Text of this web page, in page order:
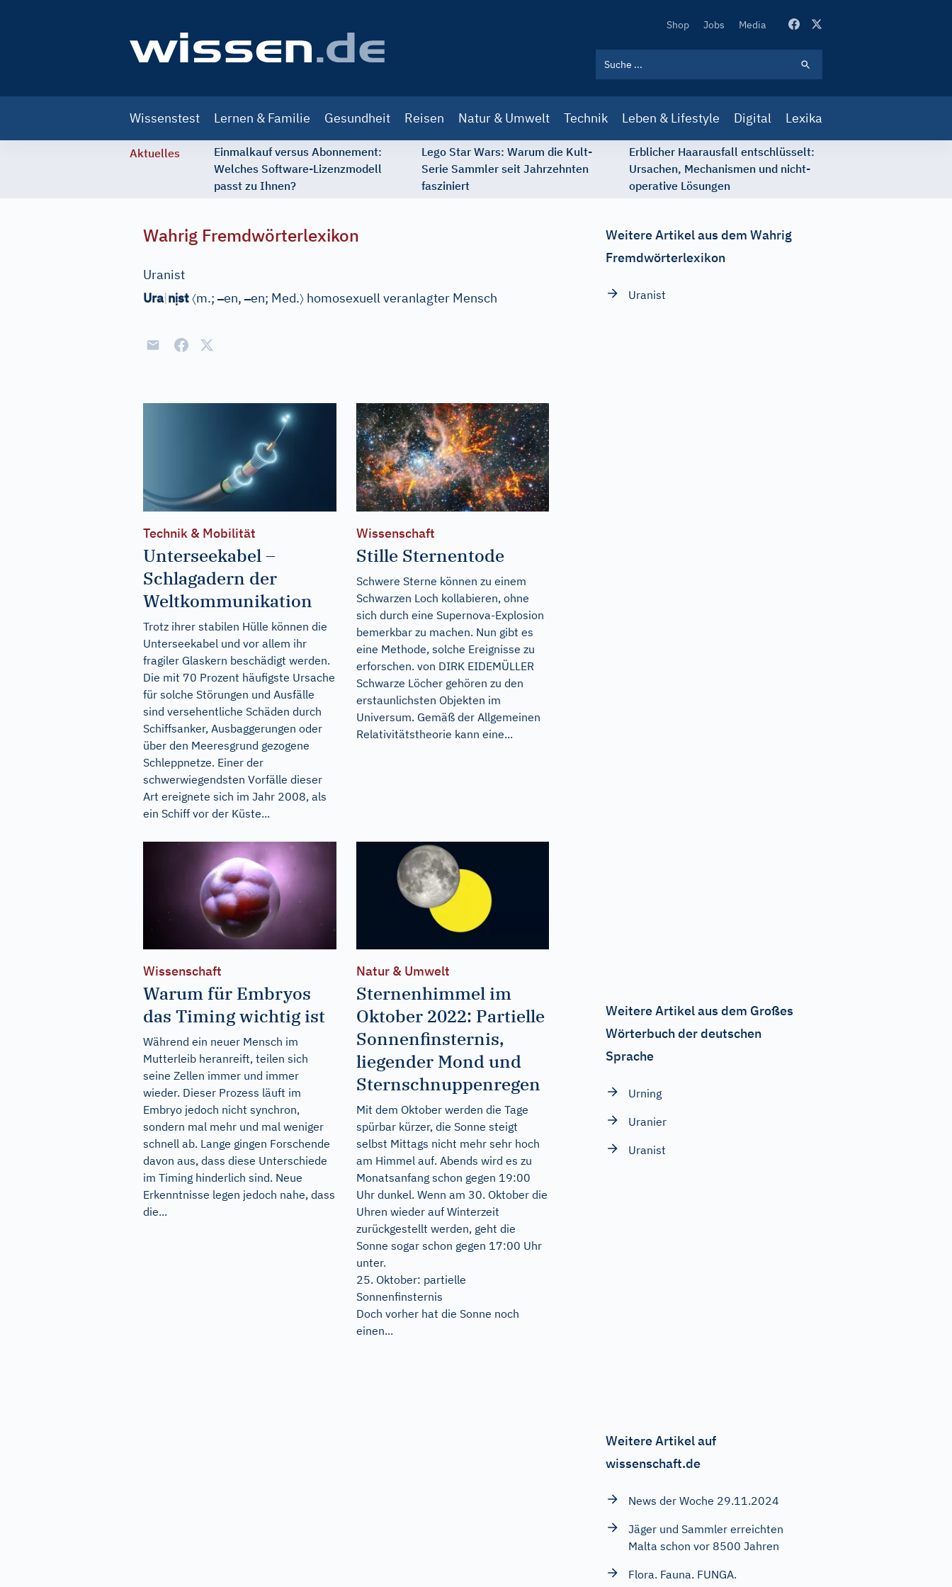
Secondary
Shop Jobs Media
navigation
Wissenstest Lernen & Familie Gesundheit Reisen Natur & Umwelt Technik Leben & Lifestyle Digital Lexika
Aktuelles
Einmalkauf versus Abonnement:
Welches Software-Lizenzmodell
passt zu Ihnen?
Lego Star Wars: Warum die Kult-
Serie Sammler seit Jahrzehnten
fasziniert
Erblicher Haarausfall entschlüsselt:
Ursachen, Mechanismen und nicht-
operative Lösungen
Wahrig Fremdwörterlexikon
Uranist
Ura|nịst〈m.;–en,–en; Med.〉 homosexuell veranlagter Mensch
Technik & Mobilität
Unterseekabel –
Schlagadern der
Weltkommunikation
Trotz ihrer stabilen Hülle können die
Unterseekabel und vor allem ihr
fragiler Glaskern beschädigt werden.
Die mit 70 Prozent häufigste Ursache
für solche Störungen und Ausfälle
sind versehentliche Schäden durch
Schiffsanker, Ausbaggerungen oder
über den Meeresgrund gezogene
Schleppnetze. Einer der
schwerwiegendsten Vorfälle dieser
Art ereignete sich im Jahr 2008, als
ein Schiff vor der Küste...
Wissenschaft
Stille Sternentode
Schwere Sterne können zu einem
Schwarzen Loch kollabieren, ohne
sich durch eine Supernova-Explosion
bemerkbar zu machen. Nun gibt es
eine Methode, solche Ereignisse zu
erforschen. von DIRK EIDEMÜLLER
Schwarze Löcher gehören zu den
erstaunlichsten Objekten im
Universum. Gemäß der Allgemeinen
Relativitätstheorie kann eine...
Wissenschaft
Warum für Embryos
das Timing wichtig ist
Während ein neuer Mensch im
Mutterleib heranreift, teilen sich
seine Zellen immer und immer
wieder. Dieser Prozess läuft im
Embryo jedoch nicht synchron,
sondern mal mehr und mal weniger
schnell ab. Lange gingen Forschende
davon aus, dass diese Unterschiede
im Timing hinderlich sind. Neue
Erkenntnisse legen jedoch nahe, dass
die...
Natur & Umwelt
Sternenhimmel im
Oktober 2022: Partielle
Sonnenfinsternis,
liegender Mond und
Sternschnuppenregen
Mit dem Oktober werden die Tage
spürbar kürzer, die Sonne steigt
selbst Mittags nicht mehr sehr hoch
am Himmel auf. Abends wird es zu
Monatsanfang schon gegen 19:00
Uhr dunkel. Wenn am 30. Oktober die
Uhren wieder auf Winterzeit
zurückgestellt werden, geht die
Sonne sogar schon gegen 17:00 Uhr
unter.
25. Oktober: partielle
Sonnenfinsternis
Doch vorher hat die Sonne noch
einen...
Weitere Artikel aus dem Wahrig
Fremdwörterlexikon
Uranist
Weitere Artikel aus dem Großes
Wörterbuch der deutschen
Sprache
Urning
Uranier
Uranist
Weitere Artikel auf
wissenschaft.de
News der Woche 29.11.2024
Jäger und Sammler erreichten
Malta schon vor 8500 Jahren
Flora. Fauna. FUNGA.